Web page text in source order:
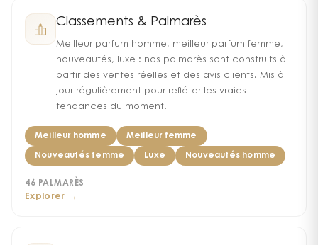
Classements & Palmarès
Meilleur parfum homme, meilleur parfum femme,
nouveautés, luxe : nos palmarès sont construits à
partir des ventes réelles et des avis clients. Mis à
jour régulièrement pour refléter les vraies
tendances du moment.
Meilleur homme Meilleur femme
Nouveautés femme Luxe Nouveautés homme
46 PALMARÈS
Explorer →